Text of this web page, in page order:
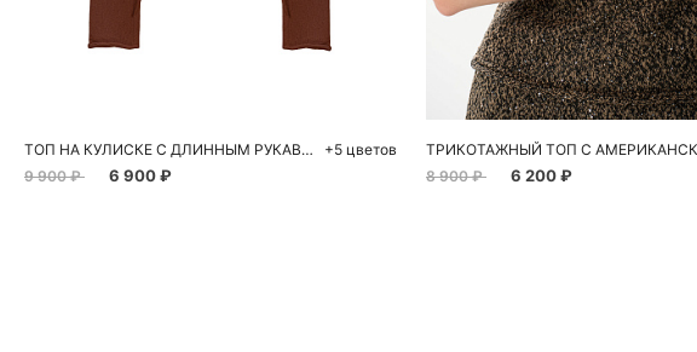
Добавить в корзину
ТОП НА КУЛИСКЕ С ДЛИННЫМ РУКАВОМ
9 900 ₽
6 900 ₽
+5 цветов
Добавить в корзину
S M
8 900 ₽
6 200 ₽